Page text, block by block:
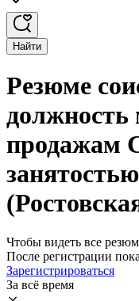
Найти
Резюме
должность
продажам
Чтобы видеть все
После регистрации
Зарегистрироваться
За всё время